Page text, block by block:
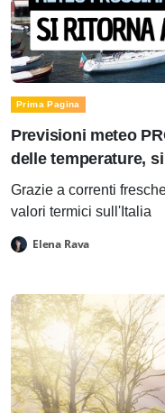
Prima Pagina
Previsioni meteo
delle temperature,
Grazie a correnti
valori termici sull'Italia
Elena Rava